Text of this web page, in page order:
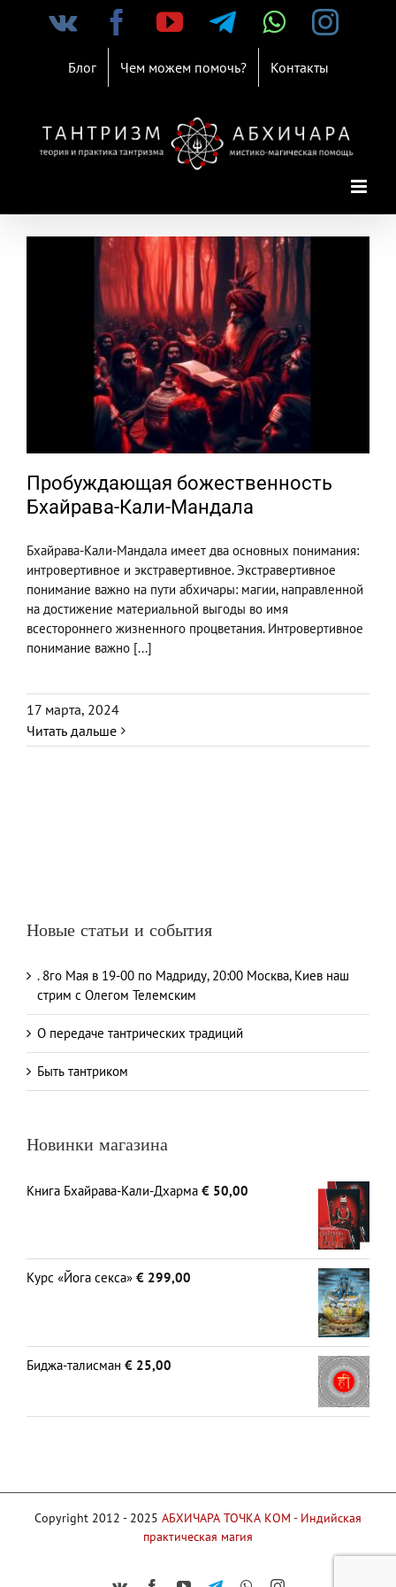
Vk Facebook
YouTube
Telegram
Блог Чем можем помочь? Контакты
Пробуждающая божественность
Бхайрава-Кали-Мандала
Бхайрава-Кали-Мандала имеет два основных понимания:
интровертивное и экстравертивное. Экстравертивное
понимание важно на пути абхичары: магии, направленной
на достижение материальной выгоды во имя
всестороннего жизненного процветания. Интровертивное
понимание важно [...]
17 марта, 2024
Читать дальше
Новые статьи и события
. 8го Мая в 19-00 по Мадриду, 20:00 Москва, Киев наш
стрим с Олегом Телемским
О передаче тантрических традиций
Быть тантриком
Новинки магазина
Книга Бхайрава-Кали-Дхарма € 50,00
Курс «Йога секса» € 299,00
Биджа-талисман € 25,00
Copyright 2012 - 2025 АБХИЧАРА ТОЧКА КОМ - Индийская
практическая магия